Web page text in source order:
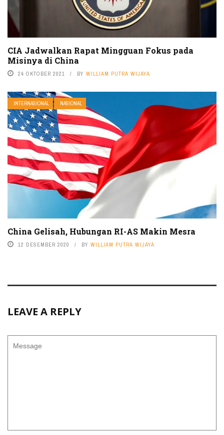
CIA Jadwalkan Rapat Mingguan Fokus pada
Misinya di China
24 OKTOBER 2021 BY WILLIAM PUTRA WIJAYA
INTERNASIONAL NASIONAL
China Gelisah, Hubungan RI-AS Makin Mesra
12 DESEMBER 2020 BY WILLIAM PUTRA WIJAYA
LEAVE A REPLY